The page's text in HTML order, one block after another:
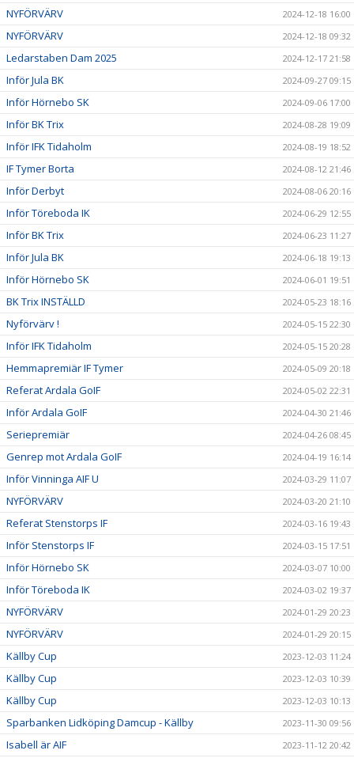
NYFÖRVÄRV 2024-12-18 16:00
NYFÖRVÄRV 2024-12-18 09:32
Ledarstaben Dam 2025 2024-12-17 21:58
Inför Jula BK 2024-09-27 09:15
Inför Hörnebo SK 2024-09-06 17:00
Inför BK Trix 2024-08-28 19:09
Inför IFK Tidaholm 2024-08-19 18:52
IF Tymer Borta 2024-08-12 21:46
Inför Derbyt 2024-08-06 20:16
Inför Töreboda IK 2024-06-29 12:55
Inför BK Trix 2024-06-23 11:27
Inför Jula BK 2024-06-18 19:13
Inför Hörnebo SK 2024-06-01 19:51
BK Trix INSTÄLLD 2024-05-23 18:16
Nyförvärv ! 2024-05-15 22:30
Inför IFK Tidaholm 2024-05-15 20:28
Hemmapremiär IF Tymer 2024-05-09 20:18
Referat Ardala GoIF 2024-05-02 22:31
Inför Ardala GoIF 2024-04-30 21:46
Seriepremiär 2024-04-26 08:45
Genrep mot Ardala GoIF 2024-04-19 16:14
Inför Vinninga AIF U 2024-03-29 11:07
NYFÖRVÄRV 2024-03-20 21:10
Referat Stenstorps IF 2024-03-16 19:43
Inför Stenstorps IF 2024-03-15 17:51
Inför Hörnebo SK 2024-03-07 10:00
Inför Töreboda IK 2024-03-02 19:37
NYFÖRVÄRV 2024-01-29 20:23
NYFÖRVÄRV 2024-01-29 20:15
Källby Cup 2023-12-03 11:24
Källby Cup 2023-12-03 10:39
Källby Cup 2023-12-03 10:13
Sparbanken Lidköping Damcup - Källby 2023-11-30 09:56
Isabell är AIF 2023-11-12 20:42